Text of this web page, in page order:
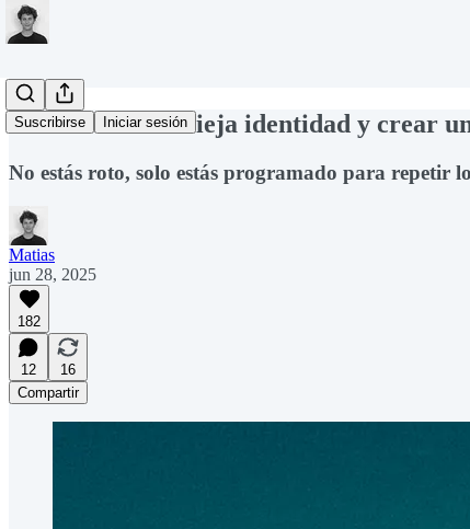
Suscribirse Iniciar sesión
Cómo soltar tu vieja identidad y crear
No estás roto, solo estás programado para repetir
Matias
jun 28, 2025
182
12
16
Compartir